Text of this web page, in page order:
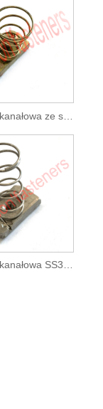
Nakrętka kanałowa SS304 typu I